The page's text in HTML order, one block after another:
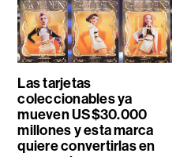
Las tarjetas
coleccionables ya
mueven US$30.000
millones y esta marca
quiere convertirlas en